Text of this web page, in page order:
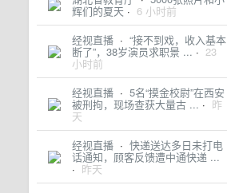
辉们的夏天 · 6 小时前
经视直播 · “接不到戏，收入基本
断了”，38岁演员求职景 ... · 23
小时前
经视直播 · 5名“摸金校尉”在西安
被刑拘，现场查获大量古 ... · 昨
天
经视直播 · 快递送达多日未打电
话通知，顾客反馈遭中通快递 ...
· 昨天